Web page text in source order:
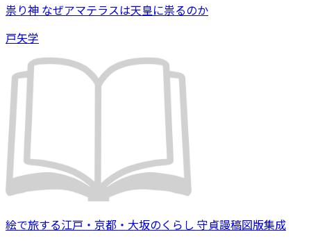
祟り神 なぜアマテラスは天皇に祟るのか
戸矢学
絵で旅する江戸・京都・大坂のくらし 守貞謾稿図版集成